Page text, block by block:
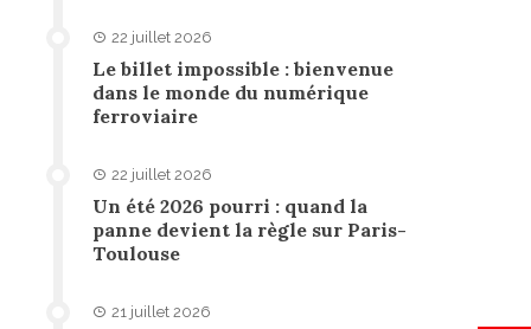
22 juillet 2026
Le billet impossible : bienvenue
dans le monde du numérique
ferroviaire
22 juillet 2026
Un été 2026 pourri : quand la
panne devient la règle sur Paris-
Toulouse
21 juillet 2026